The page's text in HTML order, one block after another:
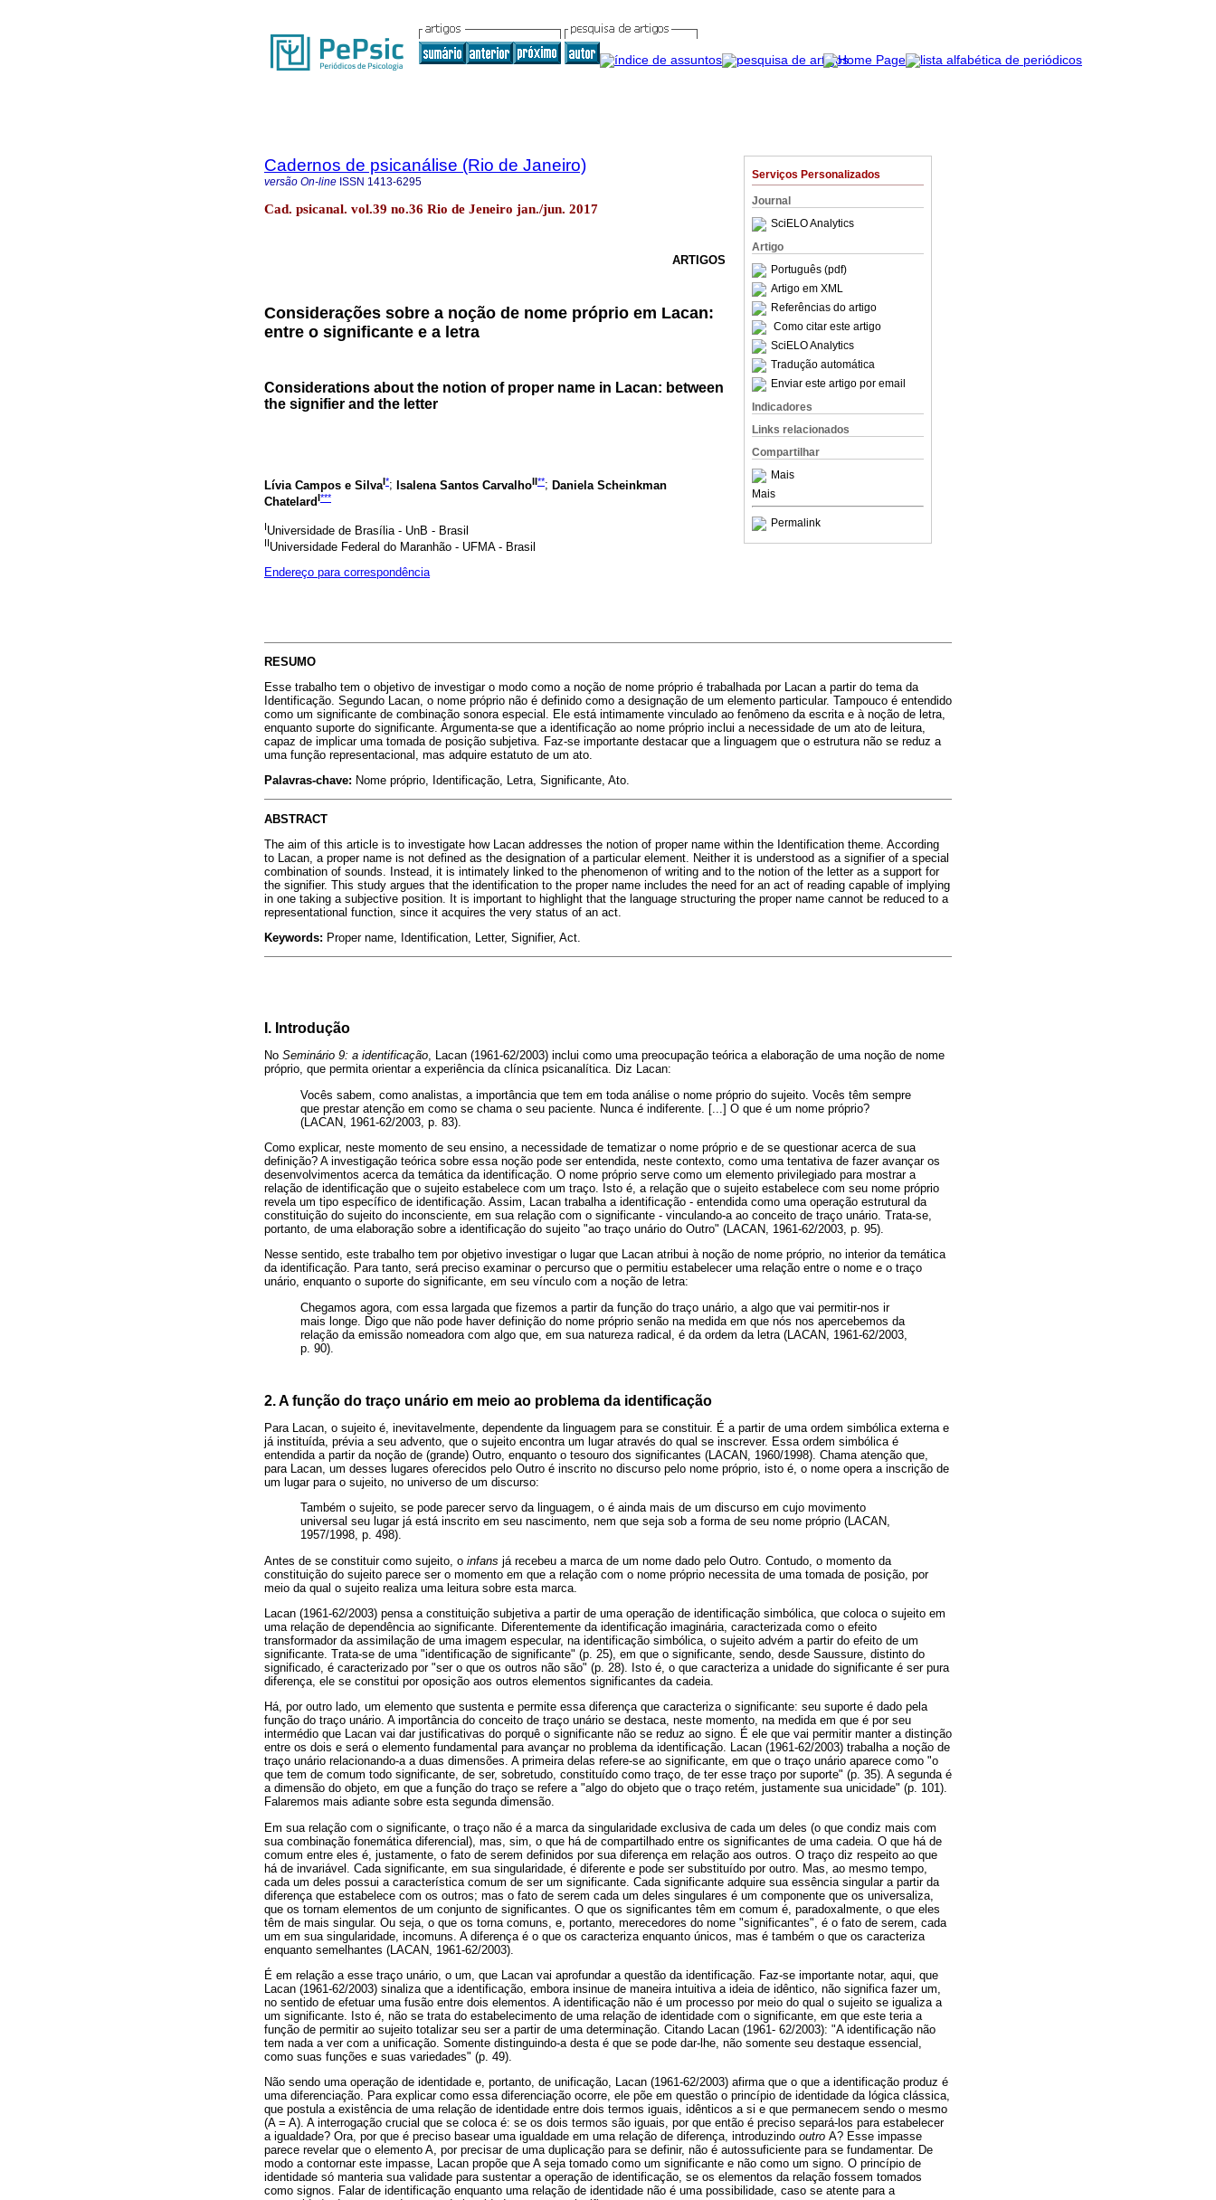
Serviços Personalizados
Journal
SciELO Analytics
Artigo
Português (pdf)
Artigo em XML
Referências do artigo
Como citar este artigo
SciELO Analytics
Tradução automática
Enviar este artigo por email
Indicadores
Links relacionados
Compartilhar
Mais
Mais
Permalink
Cadernos de psicanálise (Rio de Janeiro)
versão On-line ISSN 1413-6295
Cad. psicanal. vol.39 no.36 Rio de Jeneiro jan./jun. 2017
ARTIGOS
Considerações sobre a noção de nome próprio em Lacan:
entre o significante e a letra
Considerations about the notion of proper name in Lacan: between
the signifier and the letter
Lívia Campos e SilvaI*; Isalena Santos CarvalhoII**; Daniela Scheinkman
ChatelardI***
IUniversidade de Brasília - UnB - Brasil
IIUniversidade Federal do Maranhão - UFMA - Brasil
Endereço para correspondência
RESUMO
Esse trabalho tem o objetivo de investigar o modo como a noção de nome próprio é trabalhada por Lacan a partir do tema da
Identificação. Segundo Lacan, o nome próprio não é definido como a designação de um elemento particular. Tampouco é entendido
como um significante de combinação sonora especial. Ele está intimamente vinculado ao fenômeno da escrita e à noção de letra,
enquanto suporte do significante. Argumenta-se que a identificação ao nome próprio inclui a necessidade de um ato de leitura,
capaz de implicar uma tomada de posição subjetiva. Faz-se importante destacar que a linguagem que o estrutura não se reduz a
uma função representacional, mas adquire estatuto de um ato.
Palavras-chave: Nome próprio, Identificação, Letra, Significante, Ato.
ABSTRACT
The aim of this article is to investigate how Lacan addresses the notion of proper name within the Identification theme. According
to Lacan, a proper name is not defined as the designation of a particular element. Neither it is understood as a signifier of a special
combination of sounds. Instead, it is intimately linked to the phenomenon of writing and to the notion of the letter as a support for
the signifier. This study argues that the identification to the proper name includes the need for an act of reading capable of implying
in one taking a subjective position. It is important to highlight that the language structuring the proper name cannot be reduced to a
representational function, since it acquires the very status of an act.
Keywords: Proper name, Identification, Letter, Signifier, Act.
I. Introdução
No Seminário 9: a identificação , Lacan (1961-62/2003) inclui como uma preocupação teórica a elaboração de uma noção de nome
próprio, que permita orientar a experiência da clínica psicanalítica. Diz Lacan:
Vocês sabem, como analistas, a importância que tem em toda análise o nome próprio do sujeito. Vocês têm sempre
que prestar atenção em como se chama o seu paciente. Nunca é indiferente. [...] O que é um nome próprio?
(LACAN, 1961-62/2003, p. 83).
Como explicar, neste momento de seu ensino, a necessidade de tematizar o nome próprio e de se questionar acerca de sua
definição? A investigação teórica sobre essa noção pode ser entendida, neste contexto, como uma tentativa de fazer avançar os
desenvolvimentos acerca da temática da identificação. O nome próprio serve como um elemento privilegiado para mostrar a
relação de identificação que o sujeito estabelece com um traço. Isto é, a relação que o sujeito estabelece com seu nome próprio
revela um tipo específico de identificação. Assim, Lacan trabalha a identificação - entendida como uma operação estrutural da
constituição do sujeito do inconsciente, em sua relação com o significante - vinculando-a ao conceito de traço unário. Trata-se,
portanto, de uma elaboração sobre a identificação do sujeito "ao traço unário do Outro" (LACAN, 1961-62/2003, p. 95).
Nesse sentido, este trabalho tem por objetivo investigar o lugar que Lacan atribui à noção de nome próprio, no interior da temática
da identificação. Para tanto, será preciso examinar o percurso que o permitiu estabelecer uma relação entre o nome e o traço
unário, enquanto o suporte do significante, em seu vínculo com a noção de letra:
Chegamos agora, com essa largada que fizemos a partir da função do traço unário, a algo que vai permitir-nos ir
mais longe. Digo que não pode haver definição do nome próprio senão na medida em que nós nos apercebemos da
relação da emissão nomeadora com algo que, em sua natureza radical, é da ordem da letra (LACAN, 1961-62/2003,
p. 90).
2. A função do traço unário em meio ao problema da identificação
Para Lacan, o sujeito é, inevitavelmente, dependente da linguagem para se constituir. É a partir de uma ordem simbólica externa e
já instituída, prévia a seu advento, que o sujeito encontra um lugar através do qual se inscrever. Essa ordem simbólica é
entendida a partir da noção de (grande) Outro, enquanto o tesouro dos significantes (LACAN, 1960/1998). Chama atenção que,
para Lacan, um desses lugares oferecidos pelo Outro é inscrito no discurso pelo nome próprio, isto é, o nome opera a inscrição de
um lugar para o sujeito, no universo de um discurso:
Também o sujeito, se pode parecer servo da linguagem, o é ainda mais de um discurso em cujo movimento
universal seu lugar já está inscrito em seu nascimento, nem que seja sob a forma de seu nome próprio (LACAN,
1957/1998, p. 498).
Antes de se constituir como sujeito, o infans já recebeu a marca de um nome dado pelo Outro. Contudo, o momento da
constituição do sujeito parece ser o momento em que a relação com o nome próprio necessita de uma tomada de posição, por
meio da qual o sujeito realiza uma leitura sobre esta marca.
Lacan (1961-62/2003) pensa a constituição subjetiva a partir de uma operação de identificação simbólica, que coloca o sujeito em
uma relação de dependência ao significante. Diferentemente da identificação imaginária, caracterizada como o efeito
transformador da assimilação de uma imagem especular, na identificação simbólica, o sujeito advém a partir do efeito de um
significante. Trata-se de uma "identificação de significante" (p. 25), em que o significante, sendo, desde Saussure, distinto do
significado, é caracterizado por "ser o que os outros não são" (p. 28). Isto é, o que caracteriza a unidade do significante é ser pura
diferença, ele se constitui por oposição aos outros elementos significantes da cadeia.
Há, por outro lado, um elemento que sustenta e permite essa diferença que caracteriza o significante: seu suporte é dado pela
função do traço unário. A importância do conceito de traço unário se destaca, neste momento, na medida em que é por seu
intermédio que Lacan vai dar justificativas do porquê o significante não se reduz ao signo. É ele que vai permitir manter a distinção
entre os dois e será o elemento fundamental para avançar no problema da identificação. Lacan (1961-62/2003) trabalha a noção de
traço unário relacionando-a a duas dimensões. A primeira delas refere-se ao significante, em que o traço unário aparece como "o
que tem de comum todo significante, de ser, sobretudo, constituído como traço, de ter esse traço por suporte" (p. 35). A segunda é
a dimensão do objeto, em que a função do traço se refere a "algo do objeto que o traço retém, justamente sua unicidade" (p. 101).
Falaremos mais adiante sobre esta segunda dimensão.
Em sua relação com o significante, o traço não é a marca da singularidade exclusiva de cada um deles (o que condiz mais com
sua combinação fonemática diferencial), mas, sim, o que há de compartilhado entre os significantes de uma cadeia. O que há de
comum entre eles é, justamente, o fato de serem definidos por sua diferença em relação aos outros. O traço diz respeito ao que
há de invariável. Cada significante, em sua singularidade, é diferente e pode ser substituído por outro. Mas, ao mesmo tempo,
cada um deles possui a característica comum de ser um significante. Cada significante adquire sua essência singular a partir da
diferença que estabelece com os outros; mas o fato de serem cada um deles singulares é um componente que os universaliza,
que os tornam elementos de um conjunto de significantes. O que os significantes têm em comum é, paradoxalmente, o que eles
têm de mais singular. Ou seja, o que os torna comuns, e, portanto, merecedores do nome "significantes", é o fato de serem, cada
um em sua singularidade, incomuns. A diferença é o que os caracteriza enquanto únicos, mas é também o que os caracteriza
enquanto semelhantes (LACAN, 1961-62/2003).
É em relação a esse traço unário, o um, que Lacan vai aprofundar a questão da identificação. Faz-se importante notar, aqui, que
Lacan (1961-62/2003) sinaliza que a identificação, embora insinue de maneira intuitiva a ideia de idêntico, não significa fazer um,
no sentido de efetuar uma fusão entre dois elementos. A identificação não é um processo por meio do qual o sujeito se igualiza a
um significante. Isto é, não se trata do estabelecimento de uma relação de identidade com o significante, em que este teria a
função de permitir ao sujeito totalizar seu ser a partir de uma determinação. Citando Lacan (1961- 62/2003): "A identificação não
tem nada a ver com a unificação. Somente distinguindo-a desta é que se pode dar-lhe, não somente seu destaque essencial,
como suas funções e suas variedades" (p. 49).
Não sendo uma operação de identidade e, portanto, de unificação, Lacan (1961-62/2003) afirma que o que a identificação produz é
uma diferenciação. Para explicar como essa diferenciação ocorre, ele põe em questão o princípio de identidade da lógica clássica,
que postula a existência de uma relação de identidade entre dois termos iguais, idênticos a si e que permanecem sendo o mesmo
(A = A). A interrogação crucial que se coloca é: se os dois termos são iguais, por que então é preciso separá-los para estabelecer
a igualdade? Ora, por que é preciso basear uma igualdade em uma relação de diferença, introduzindo outro A? Esse impasse
parece revelar que o elemento A, por precisar de uma duplicação para se definir, não é autossuficiente para se fundamentar. De
modo a contornar este impasse, Lacan propõe que A seja tomado como um significante e não como um signo. O princípio de
identidade só manteria sua validade para sustentar a operação de identificação, se os elementos da relação fossem tomados
como signos. Falar de identificação enquanto uma relação de identidade não é uma possibilidade, caso se atente para a